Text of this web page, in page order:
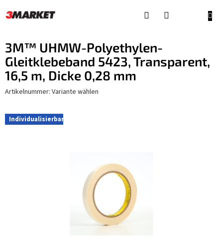
Inhalt
3M™ UHMW-Polyethylen-
Gleitklebeband 5423, Transparent,
16,5 m, Dicke 0,28 mm
Artikelnummer: Variante wählen
Individualisierbar